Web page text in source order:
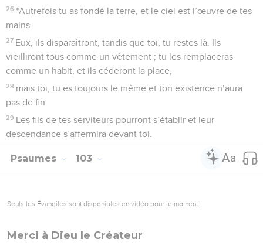
26 *Autrefois tu as fondé la terre, et le ciel est l’œuvre de tes
mains.
27 Eux, ils disparaîtront, tandis que toi, tu restes là. Ils
vieilliront tous comme un vêtement ; tu les remplaceras
comme un habit, et ils céderont la place,
28 mais toi, tu es toujours le même et ton existence n’aura
pas de fin.
29 Les fils de tes serviteurs pourront s’établir et leur
descendance s’affermira devant toi.
Psaumes 103
Seuls les Évangiles sont disponibles en vidéo pour le moment.
Merci à Dieu le Créateur